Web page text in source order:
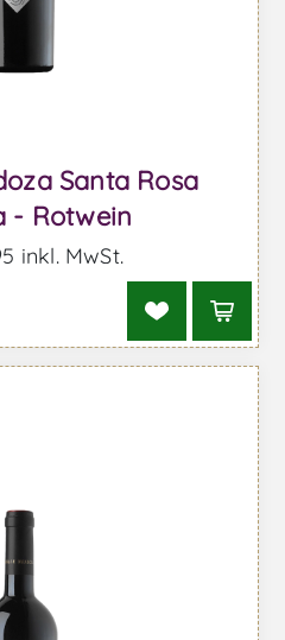
Santa Rosa
- Rotwein
inkl. MwSt.